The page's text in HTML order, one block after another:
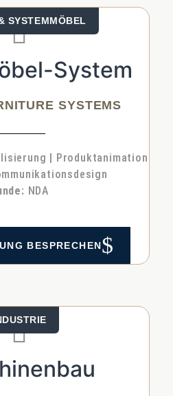
SYS­TEM­MÖ­BEL

System
SYSTEMS
| Pro­duktani­ma­ti­on
NDA
BESPRE­CHEN$
